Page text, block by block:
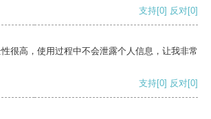
支持[0] 反对[0]
很高，使用过程中不会泄露个人信息，让我非常
支持[0] 反对[0]